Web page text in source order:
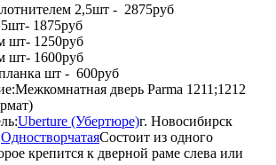
2,5шт - 2875руб
1875руб
шт- 1250руб
шт- 1600руб
шт - 600руб
дверь Parma 1211;1212
Uberture (Убертюре)г. Новосибирск
ОдностворчатаяСостоит из одного
крепится к дверной раме слева или